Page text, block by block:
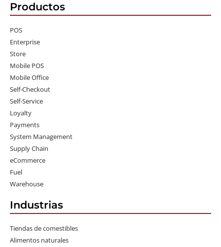
Productos
POS
Enterprise
Store
Mobile POS
Mobile Office
Self-Checkout
Self-Service
Loyalty
Payments
System Management
Supply Chain
eCommerce
Fuel
Warehouse
Industrias
Tiendas de comestibles
Alimentos naturales